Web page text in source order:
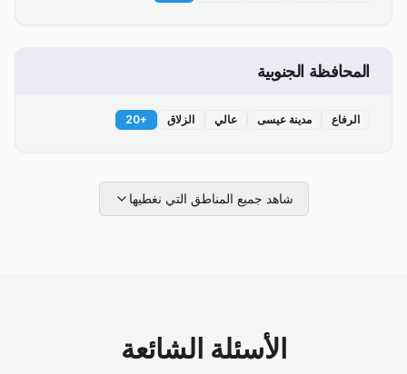
المحافظة الجنوبية
الرفاع مدينة عيسى عالي الزلاق +
20
شاهد جميع المناطق التي نغطيها
الأسئلة الشائعة